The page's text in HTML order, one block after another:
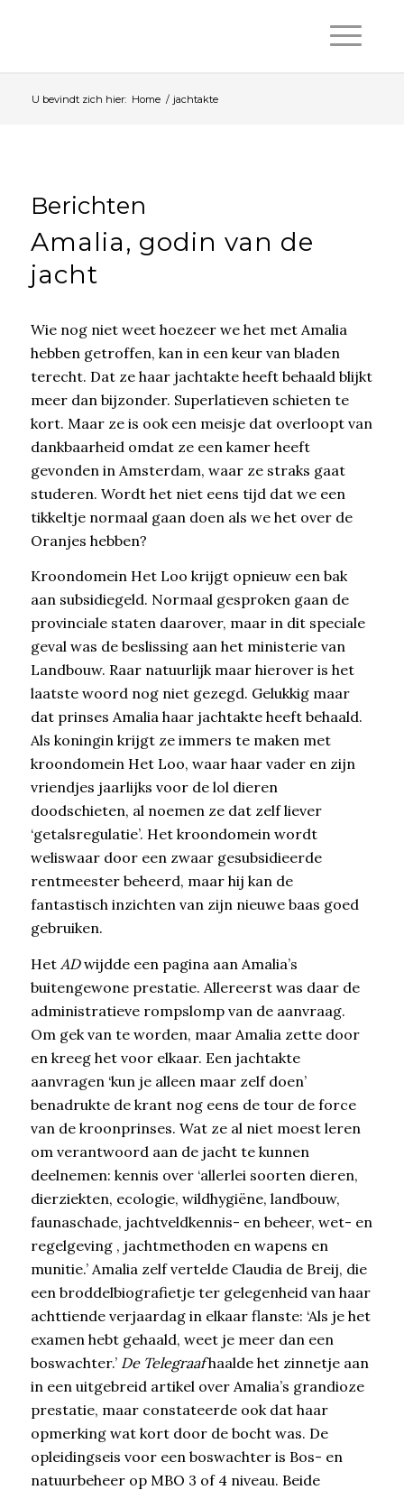
U bevindt zich hier: Home / jachtakte
Berichten
Amalia, godin van de
jacht
Wie nog niet weet hoezeer we het met Amalia
hebben getroffen, kan in een keur van bladen
terecht. Dat ze haar jachtakte heeft behaald blijkt
meer dan bijzonder. Superlatieven schieten te
kort. Maar ze is ook een meisje dat overloopt van
dankbaarheid omdat ze een kamer heeft
gevonden in Amsterdam, waar ze straks gaat
studeren. Wordt het niet eens tijd dat we een
tikkeltje normaal gaan doen als we het over de
Oranjes hebben?
Kroondomein Het Loo krijgt opnieuw een bak
aan subsidiegeld. Normaal gesproken gaan de
provinciale staten daarover, maar in dit speciale
geval was de beslissing aan het ministerie van
Landbouw. Raar natuurlijk maar hierover is het
laatste woord nog niet gezegd. Gelukkig maar
dat prinses Amalia haar jachtakte heeft behaald.
Als koningin krijgt ze immers te maken met
kroondomein Het Loo, waar haar vader en zijn
vriendjes jaarlijks voor de lol dieren
doodschieten, al noemen ze dat zelf liever
‘getalsregulatie’. Het kroondomein wordt
weliswaar door een zwaar gesubsidieerde
rentmeester beheerd, maar hij kan de
fantastisch inzichten van zijn nieuwe baas goed
gebruiken.
Het ADwijdde een pagina aan Amalia’s
buitengewone prestatie. Allereerst was daar de
administratieve rompslomp van de aanvraag.
Om gek van te worden, maar Amalia zette door
en kreeg het voor elkaar. Een jachtakte
aanvragen ‘kun je alleen maar zelf doen’
benadrukte de krant nog eens de tour de force
van de kroonprinses. Wat ze al niet moest leren
om verantwoord aan de jacht te kunnen
deelnemen: kennis over ‘allerlei soorten dieren,
dierziekten, ecologie, wildhygiëne, landbouw,
faunaschade, jachtveldkennis- en beheer, wet- en
regelgeving , jachtmethoden en wapens en
munitie.’ Amalia zelf vertelde Claudia de Breij, die
een broddelbiografietje ter gelegenheid van haar
achttiende verjaardag in elkaar flanste: ‘Als je het
examen hebt gehaald, weet je meer dan een
boswachter.’ De Telegraafhaalde het zinnetje aan
in een uitgebreid artikel over Amalia’s grandioze
prestatie, maar constateerde ook dat haar
opmerking wat kort door de bocht was. De
opleidingseis voor een boswachter is Bos- en
natuurbeheer op MBO 3 of 4 niveau. Beide